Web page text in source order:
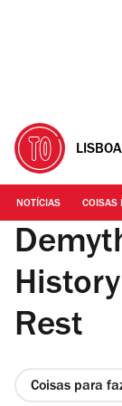
LISBOA
NOTÍCIAS COISAS
Rest
Coisas para